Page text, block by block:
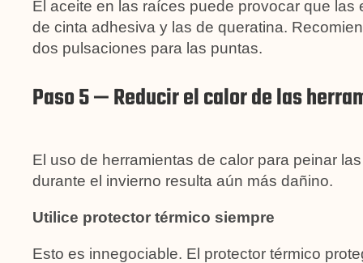
El aceite en las raíces puede provocar que
de cinta adhesiva y las de queratina.
dos pulsaciones para las puntas.
Paso 5 — Reducir el calor de las
El uso de herramientas de calor para peinar
durante el invierno resulta aún más dañino.
Utilice protector térmico siempre
Esto es innegociable. El protector térmico